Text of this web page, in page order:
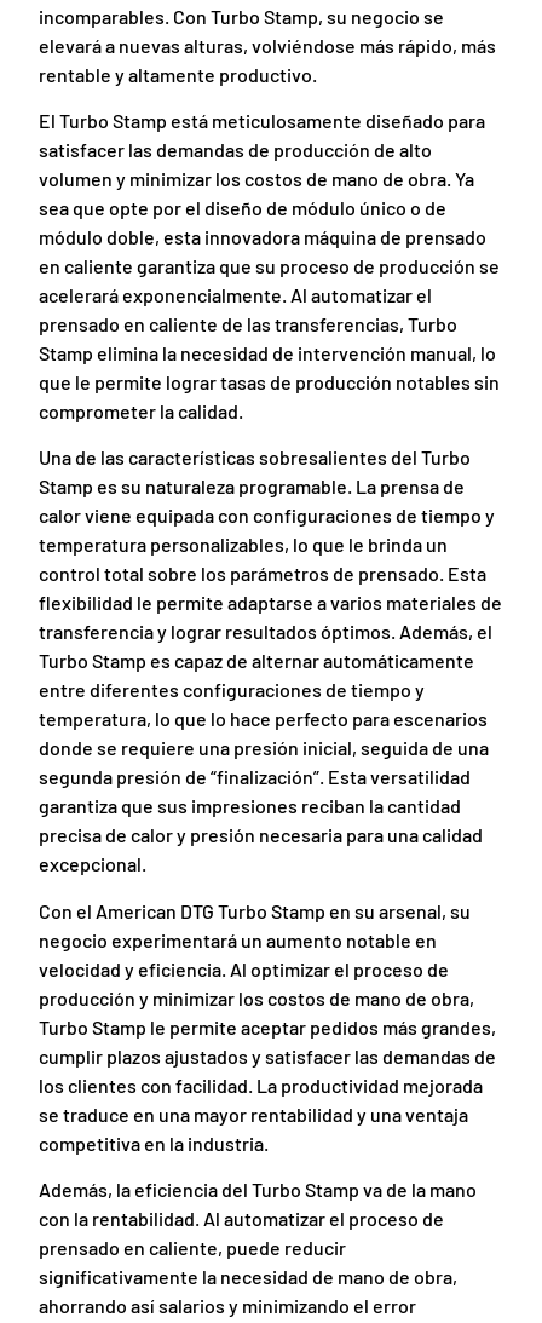
incomparables. Con Turbo Stamp, su negocio se
elevará a nuevas alturas, volviéndose más rápido, más
rentable y altamente productivo.
El Turbo Stamp está meticulosamente diseñado para
satisfacer las demandas de producción de alto
volumen y minimizar los costos de mano de obra. Ya
sea que opte por el diseño de módulo único o de
módulo doble, esta innovadora máquina de prensado
en caliente garantiza que su proceso de producción se
acelerará exponencialmente. Al automatizar el
prensado en caliente de las transferencias, Turbo
Stamp elimina la necesidad de intervención manual, lo
que le permite lograr tasas de producción notables sin
comprometer la calidad.
Una de las características sobresalientes del Turbo
Stamp es su naturaleza programable. La prensa de
calor viene equipada con configuraciones de tiempo y
temperatura personalizables, lo que le brinda un
control total sobre los parámetros de prensado. Esta
flexibilidad le permite adaptarse a varios materiales de
transferencia y lograr resultados óptimos. Además, el
Turbo Stamp es capaz de alternar automáticamente
entre diferentes configuraciones de tiempo y
temperatura, lo que lo hace perfecto para escenarios
donde se requiere una presión inicial, seguida de una
segunda presión de “finalización”. Esta versatilidad
garantiza que sus impresiones reciban la cantidad
precisa de calor y presión necesaria para una calidad
excepcional.
Con el American DTG Turbo Stamp en su arsenal, su
negocio experimentará un aumento notable en
velocidad y eficiencia. Al optimizar el proceso de
producción y minimizar los costos de mano de obra,
Turbo Stamp le permite aceptar pedidos más grandes,
cumplir plazos ajustados y satisfacer las demandas de
los clientes con facilidad. La productividad mejorada
se traduce en una mayor rentabilidad y una ventaja
competitiva en la industria.
Además, la eficiencia del Turbo Stamp va de la mano
con la rentabilidad. Al automatizar el proceso de
prensado en caliente, puede reducir
significativamente la necesidad de mano de obra,
ahorrando así salarios y minimizando el error